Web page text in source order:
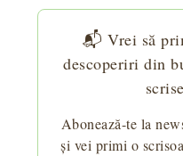
📬 Vrei să
descoperiri din
Abonează-te la
și vei primi o